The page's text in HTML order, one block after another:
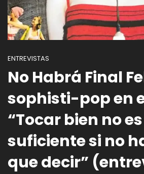
ENTREVISTAS
No Habrá Final
sophisti-pop en
“Tocar bien no es
suficiente si no
que decir”